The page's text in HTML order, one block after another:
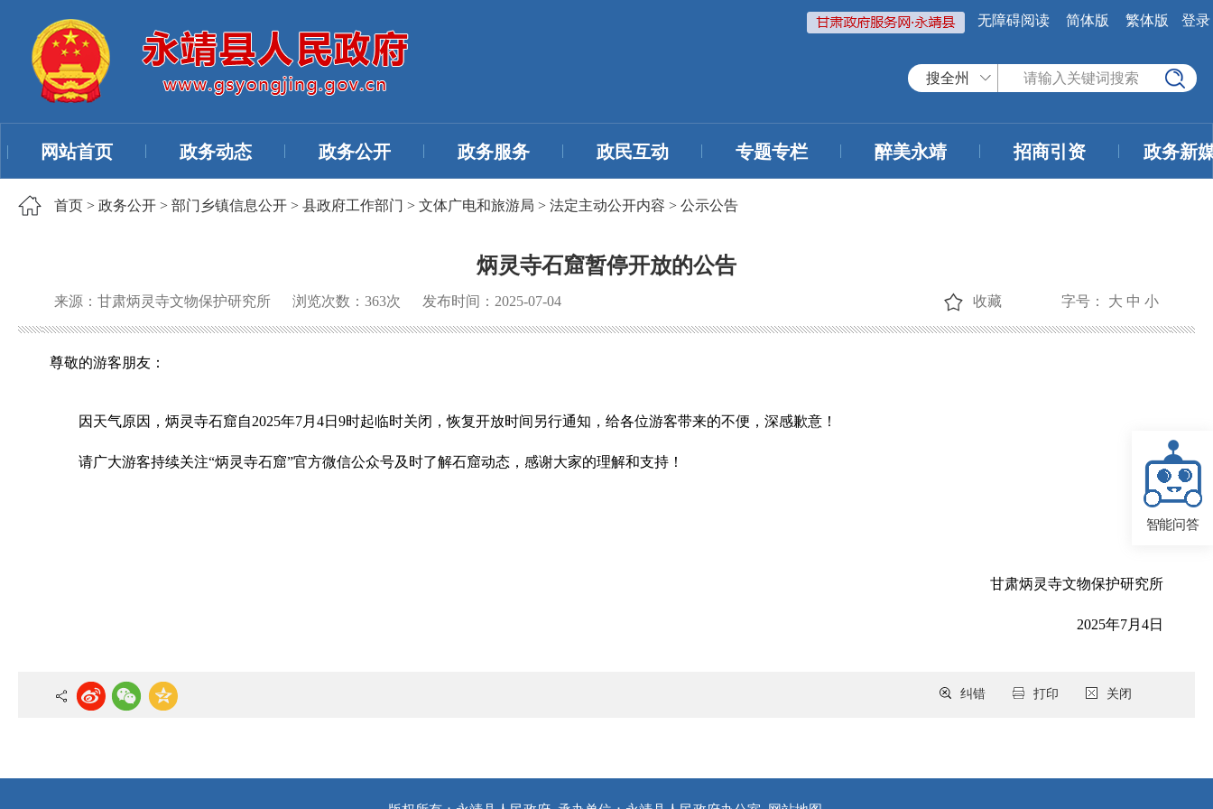
无障碍阅读 简体版 繁体版 登录
搜全州
网站首页 政务动态 政务公开 政务服务 政民互动 专题专栏 醉美永靖 招商引资 政务新
首页 > 政务公开 > 部门乡镇信息公开 > 县政府工作部门 > 文体广电和旅游局 > 法定主动公开内容 > 公示公告
炳灵寺石窟暂停开放的公告
来源：甘肃炳灵寺文物保护研究所 浏览次数： 363次 发布时间：2025-07-04 字号： 大 中 小
收藏
尊敬的游客朋友：
因天气原因，炳灵寺石窟自2025年7月4日9时起临时关闭，恢复开放时间另行通知，给各位游客带来的不便，深感歉意！
请广大游客持续关注“炳灵寺石窟”官方微信公众号及时了解石窟动态，感谢大家的理解和支持！
甘肃炳灵寺文物保护研究所
2025年7月4日
关闭
打印
纠错
智能问答